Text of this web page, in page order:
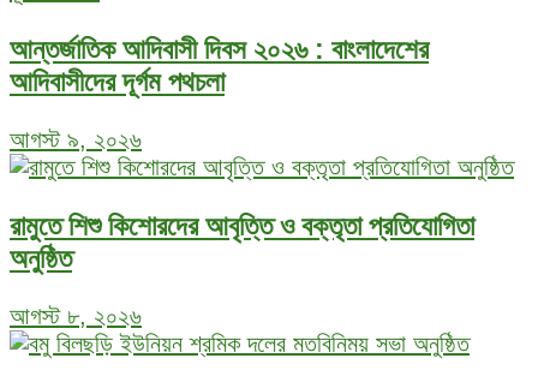
আন্তর্জাতিক আদিবাসী দিবস ২০২৬ : বাংলাদেশের
আদিবাসীদের দূর্গম পথচলা
আগস্ট ৯, ২০২৬
রামুতে শিশু কিশোরদের আবৃত্তি ও বক্তৃতা প্রতিযোগিতা
অনুষ্ঠিত
আগস্ট ৮, ২০২৬